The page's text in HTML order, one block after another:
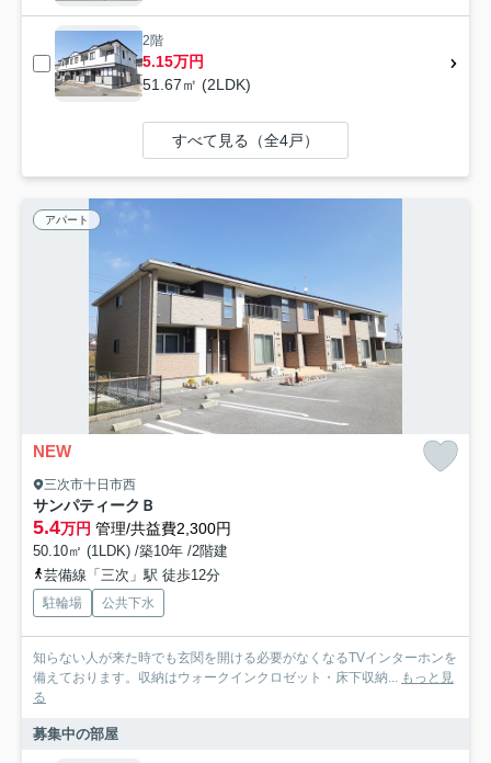
2階
5.15万円
51.67㎡ (2LDK)
すべて見る（全4戸）
アパート
NEW
三次市十日市西
サンパティークＢ
5.4万円 管理/共益費2,300円
50.10㎡ (1LDK) /築10年 /2階建
芸備線「三次」駅 徒歩12分
駐輪場 公共下水
知らない人が来た時でも玄関を開ける必要がなくなるTVインターホンを
備えております。収納はウォークインクロゼット・床下収納... もっと見
る
募集中の部屋